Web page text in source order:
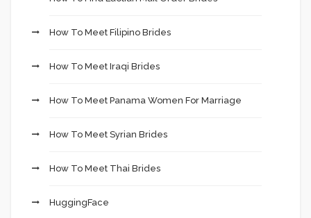
How To Meet Filipino Brides
How To Meet Iraqi Brides
How To Meet Panama Women For Marriage
How To Meet Syrian Brides
How To Meet Thai Brides
HuggingFace